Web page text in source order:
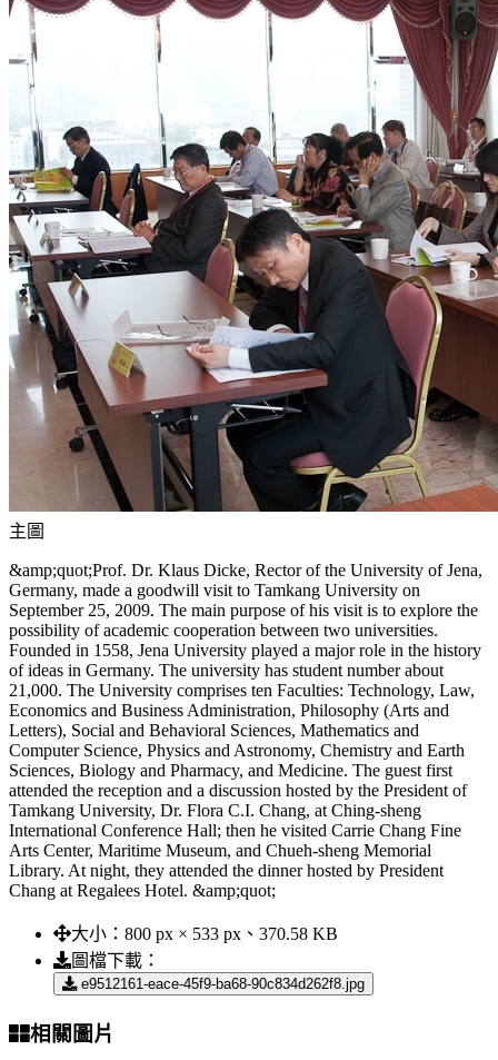
主圖
&amp;quot;Prof. Dr. Klaus Dicke, Rector of the University of Jena,
Germany, made a goodwill visit to Tamkang University on
September 25, 2009. The main purpose of his visit is to explore the
possibility of academic cooperation between two universities.
Founded in 1558, Jena University played a major role in the history
of ideas in Germany. The university has student number about
21,000. The University comprises ten Faculties: Technology, Law,
Economics and Business Administration, Philosophy (Arts and
Letters), Social and Behavioral Sciences, Mathematics and
Computer Science, Physics and Astronomy, Chemistry and Earth
Sciences, Biology and Pharmacy, and Medicine. The guest first
attended the reception and a discussion hosted by the President of
Tamkang University, Dr. Flora C.I. Chang, at Ching-sheng
International Conference Hall; then he visited Carrie Chang Fine
Arts Center, Maritime Museum, and Chueh-sheng Memorial
Library. At night, they attended the dinner hosted by President
Chang at Regalees Hotel. &amp;quot;
大小： 800 px × 533 px、370.58 KB
圖檔下載：
e9512161-eace-45f9-ba68-90c834d262f8.jpg
相關圖片